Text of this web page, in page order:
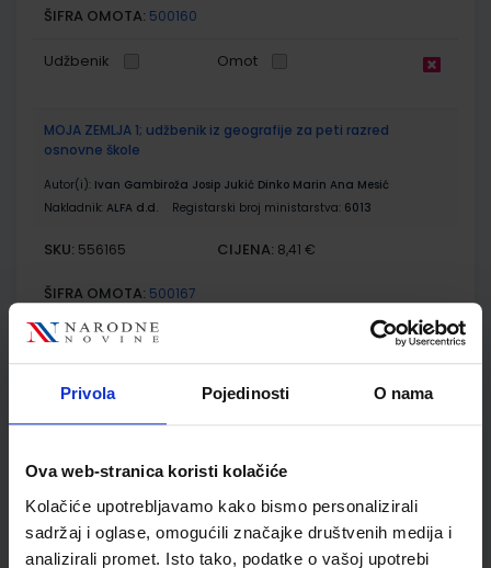
Privola Pojedinosti O nama
Ova web-stranica koristi kolačiće
Kolačiće upotrebljavamo kako bismo personalizirali
sadržaj i oglase, omogućili značajke društvenih medija i
analizirali promet. Isto tako, podatke o vašoj upotrebi
ŠIFRA OMOTA: 500160
Udžbenik Omot
MOJA ZEMLJA 1; udžbenik iz geografije za peti razred
osnovne škole
Autor(i): Ivan Gambiroža Josip Jukić Dinko Marin Ana Mesić
Nakladnik: ALFA d.d. Registarski broj ministarstva: 6013
SKU: 556165 CIJENA: 8,41 €
ŠIFRA OMOTA: 500167
Udžbenik
MOJA ZEMLJA 1; radna bilježnica iz geografije za peti razred
osnovne škole
Autor(i):
Ivan Gambiroža Josip Jukić Dinko Marin Ana Mesić
SKU:556166 CIJENA:12,00 €